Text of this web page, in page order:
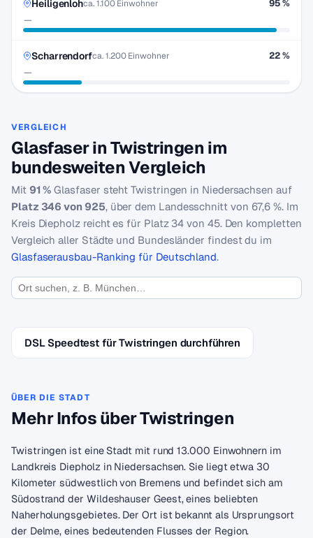
Heiligenlohca. 1.100 Einwohner
—
95 %
Scharrendorfca. 1.200 Einwohner
—
22 %
VERGLEICH
Glasfaser in Twistringen im
bundesweiten Vergleich
Mit 91 % Glasfaser steht Twistringen in Niedersachsen auf
Platz 346 von 925, über dem Landesschnitt von 67,6 %. Im
Kreis Diepholz reicht es für Platz 34 von 45. Den kompletten
Vergleich aller Städte und Bundesländer findest du im
Glasfaserausbau-Ranking für Deutschland.
DSL Speedtest für Twistringen durchführen
ÜBER DIE STADT
Mehr Infos über Twistringen
Twistringen ist eine Stadt mit rund 13.000 Einwohnern im
Landkreis Diepholz in Niedersachsen. Sie liegt etwa 30
Kilometer südwestlich von Bremens und befindet sich am
Südostrand der Wildeshauser Geest, eines beliebten
Naherholungsgebietes. Der Ort ist bekannt als Ursprungsort
der Delme, eines bedeutenden Flusses der Region.